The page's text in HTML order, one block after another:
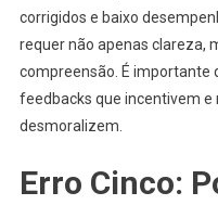
corrigidos e baixo
requer não apenas clareza,
compreensão. É importante
feedbacks que incentivem e
desmoralizem.
Erro Cinco: